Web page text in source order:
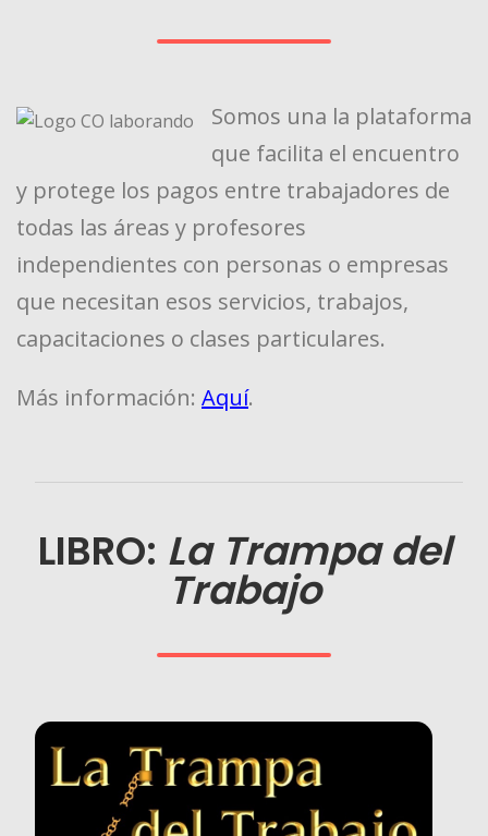
Somos una la plataforma
que facilita el encuentro
y protege los pagos entre trabajadores de
todas las áreas y profesores
independientes con personas o empresas
que necesitan esos servicios, trabajos,
capacitaciones o clases particulares.
Más información: Aquí.
LIBRO: La Trampa del
Trabajo